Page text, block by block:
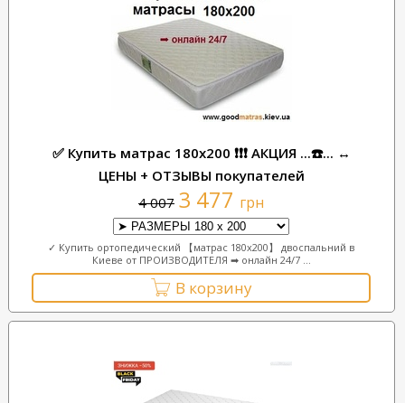
✅ Купить матрас 180x200 ❗❗❗ АКЦИЯ ...☎️... ↔
ЦЕНЫ + ОТЗЫВЫ покупателей
4 007 3 477 грн
✓ Купить ортопедический 【матрас 180х200】 двоспальний в
Киеве от ПРОИЗВОДИТЕЛЯ ➡ онлайн 24/7 ...
В корзину